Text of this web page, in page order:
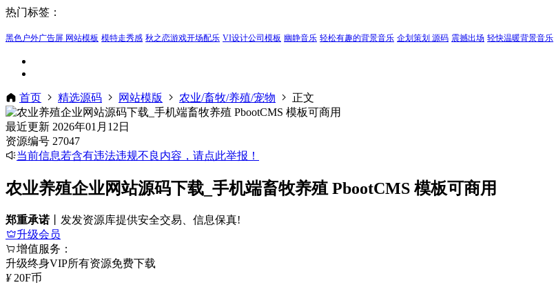
热门标签：
黑色户外广告屏 网站模板 模特走秀感 秋之恋游戏开场配乐 VI设计公司模板 幽静音乐 轻松有趣的背景音乐 企划策划 源码 震撼出场 轻快温暖背景音乐
首页 精选源码 网站模版 农业/畜牧/养殖/宠物 正文
最近更新 2026年01月12日
资源编号 27047
当前信息若含有违法违规不良内容，请点此举报！
农业养殖企业网站源码下载_手机端畜牧养殖 PbootCMS 模板可商用
郑重承诺丨发发资源库提供安全交易、信息保真!
升级会员
增值服务：
升级终身VIP所有资源免费下载
¥ 20F币